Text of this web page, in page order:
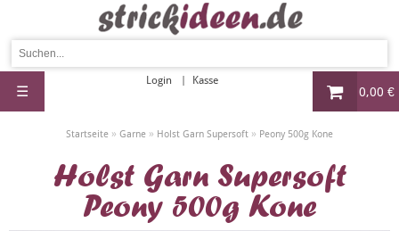
0,00 €
Login Kasse
☰
Startseite » Garne » Holst Garn Supersoft » Peony 500g Kone
Holst Garn Supersoft
Peony 500g Kone